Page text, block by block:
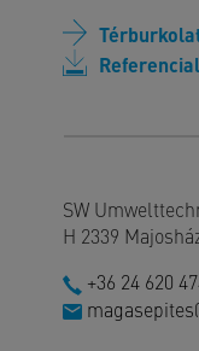
SW
H 2339
+36 24 620